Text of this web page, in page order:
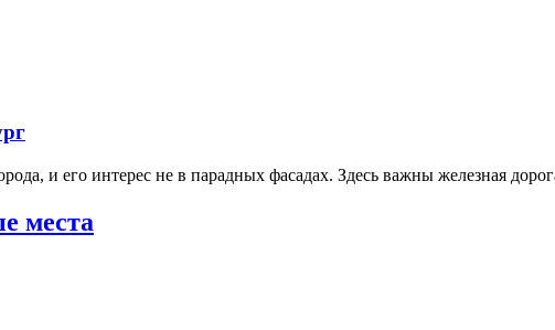
и его интерес не в парадных фасадах. Здесь важны железная
места